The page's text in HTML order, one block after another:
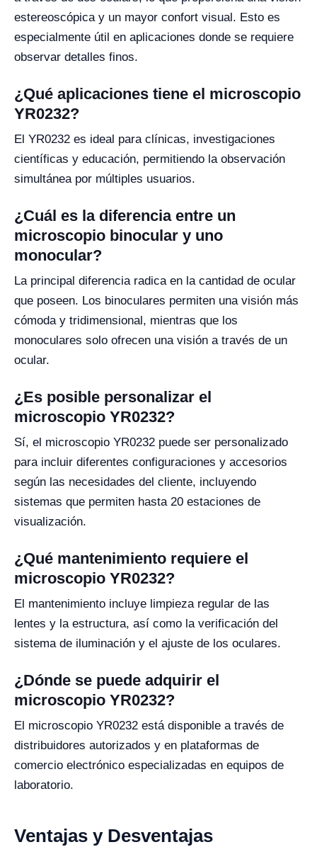
estereoscópica y un mayor confort visual. Esto es
especialmente útil en aplicaciones donde se requiere
observar detalles finos.
¿Qué aplicaciones tiene el microscopio
YR0232?
El YR0232 es ideal para clínicas, investigaciones
científicas y educación, permitiendo la observación
simultánea por múltiples usuarios.
¿Cuál es la diferencia entre un
microscopio binocular y uno
monocular?
La principal diferencia radica en la cantidad de ocular
que poseen. Los binoculares permiten una visión más
cómoda y tridimensional, mientras que los
monoculares solo ofrecen una visión a través de un
ocular.
¿Es posible personalizar el
microscopio YR0232?
Sí, el microscopio YR0232 puede ser personalizado
para incluir diferentes configuraciones y accesorios
según las necesidades del cliente, incluyendo
sistemas que permiten hasta 20 estaciones de
visualización.
¿Qué mantenimiento requiere el
microscopio YR0232?
El mantenimiento incluye limpieza regular de las
lentes y la estructura, así como la verificación del
sistema de iluminación y el ajuste de los oculares.
¿Dónde se puede adquirir el
microscopio YR0232?
El microscopio YR0232 está disponible a través de
distribuidores autorizados y en plataformas de
comercio electrónico especializadas en equipos de
laboratorio.
Ventajas y Desventajas